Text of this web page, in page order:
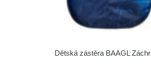
Dětská zástěra BAAGL